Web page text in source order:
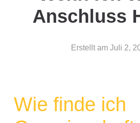
Anschluss
Erstellt am Juli 2,
Wie finde ich